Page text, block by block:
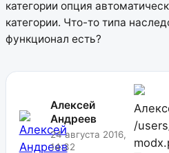
категории опция
категории. Что-то типа
функционал есть?
Алексей
Андреев
24 августа 2016,
14:32
/